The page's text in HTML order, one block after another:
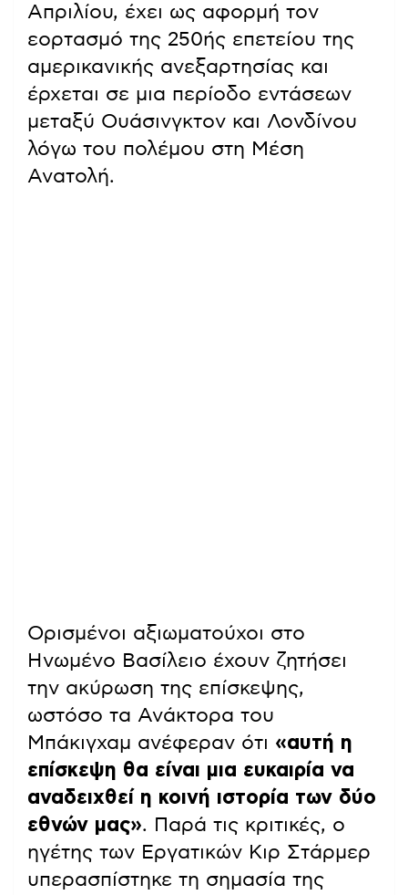
Απριλίου, έχει ως αφορμή τον
εορτασμό της 250ής επετείου της
αμερικανικής ανεξαρτησίας και
έρχεται σε μια περίοδο εντάσεων
μεταξύ Ουάσινγκτον και Λονδίνου
λόγω του πολέμου στη Μέση
Ανατολή.
Ορισμένοι αξιωματούχοι στο
Ηνωμένο Βασίλειο έχουν ζητήσει
την ακύρωση της επίσκεψης,
ωστόσο τα Ανάκτορα του
Μπάκιγχαμ ανέφεραν ότι «αυτή η
επίσκεψη θα είναι μια ευκαιρία να
αναδειχθεί η κοινή ιστορία των δύο
εθνών μας». Παρά τις κριτικές, ο
ηγέτης των Εργατικών Κιρ Στάρμερ
υπερασπίστηκε τη σημασία της